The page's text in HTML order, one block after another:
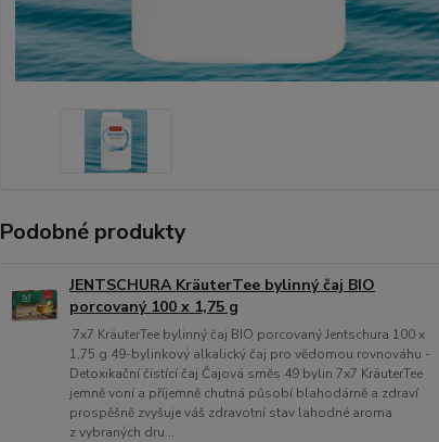
Podobné produkty
JENTSCHURA KräuterTee bylinný čaj BIO
porcovaný 100 x 1,75 g
7x7 KräuterTee bylinný čaj BIO porcovaný Jentschura 100 x
1,75 g 49-bylinkový alkalický čaj pro vědomou rovnováhu -
Detoxikační čistící čaj Čajová směs 49 bylin 7x7 KräuterTee
jemně voní a příjemně chutná působí blahodárně a zdraví
prospěšně zvyšuje váš zdravotní stav lahodné aroma
z vybraných dru...